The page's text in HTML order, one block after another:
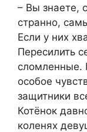
– Вы знаете,
странно,
Если у них
Пересилить
сломленные.
особое
защитники
Котёнок
коленях